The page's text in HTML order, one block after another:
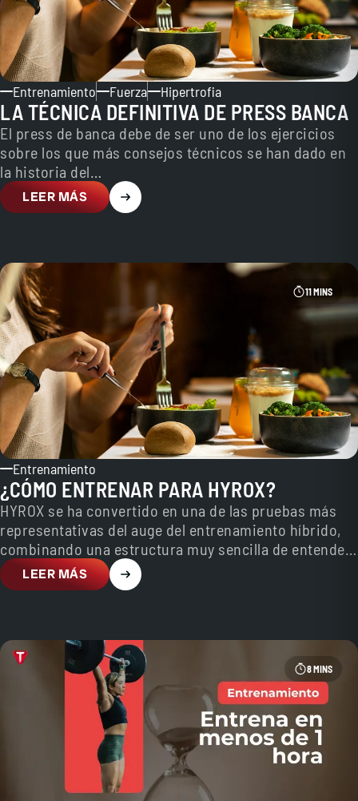
Entrenamiento Fuerza Hipertrofia
LA TÉCNICA DEFINITIVA DE PRESS BANCA
El press de banca debe de ser uno de los ejercicios
sobre los que más consejos técnicos se han dado en
la historia del…
LEER MÁS
11 MINS
Entrenamiento
¿CÓMO ENTRENAR PARA HYROX?
HYROX se ha convertido en una de las pruebas más
representativas del auge del entrenamiento híbrido,
combinando una estructura muy sencilla de entender
con…LEER MÁS
8 MINS